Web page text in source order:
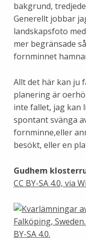
bakgrund,
Generellt jobbar
landskapsfoto
mer begränsade
fornminnet
Allt det här kan ju
planering är
inte fallet, jag kan
spontant svänga
fornminne,eller
besökt, eller en
Gudhem
CC BY-SA 4.0, via